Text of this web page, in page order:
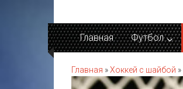
содержимому
Главная Футбол
Главная »Хоккей c шайбой »